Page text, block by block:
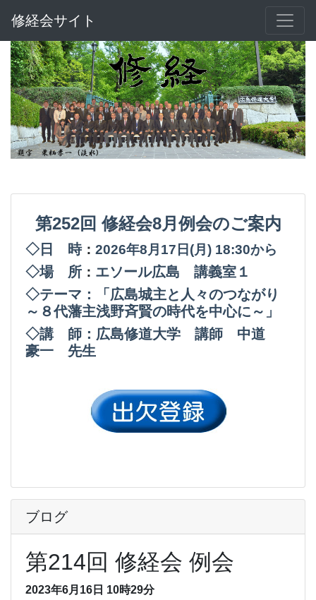
修経会サイト
第252回修経会8月例会のご案内
◇日 時： 2026年8月17日(月 ) 18:30から
◇場 所 ： エソール広島 講義室１
◇テーマ：「広島城主と人々のつながり
～８代藩主浅野斉賢の時代を中心に～」
◇講 師：広島修道大学 講師 中道
豪一 先生
ブログ
第214回 修経会 例会
2023年6月16日 10時29分